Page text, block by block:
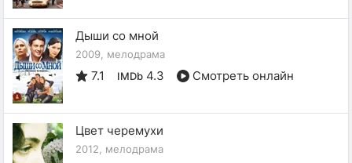
Дыши со мной
2009, мелодрама
7.1 IMDb 4.3 Смотреть онлайн
Цвет черемухи
2012, мелодрама